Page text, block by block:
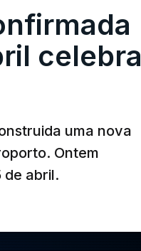
celebra
uma nova
Ontem
de abril.